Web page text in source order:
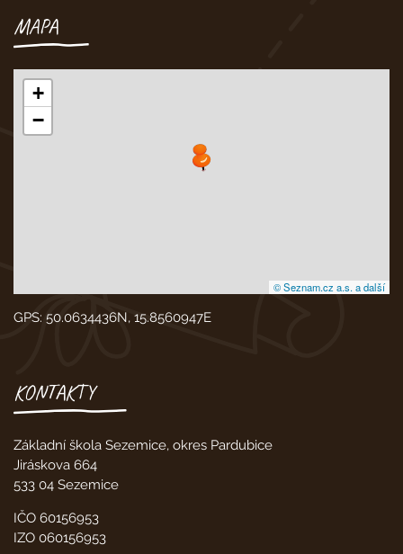
MAPA
+
−
© Seznam.cz a.s. a další
GPS: 50.0634436N, 15.8560947E
KONTAKTY
Základní škola Sezemice, okres Pardubice
Jiráskova 664
533 04 Sezemice
IČO 60156953
IZO 060156953